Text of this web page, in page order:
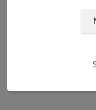
Zboží